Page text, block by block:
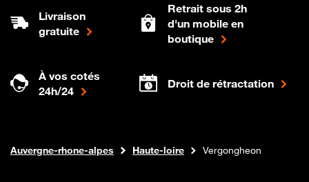
Livraison
gratuite
Retrait sous 2h
d'un mobile en
boutique
À vos cotés
24h/24
Droit de rétractation
Boutique Orange
Internet fibre
Auvergne-rhone-alpes Haute-loire Vergongheon